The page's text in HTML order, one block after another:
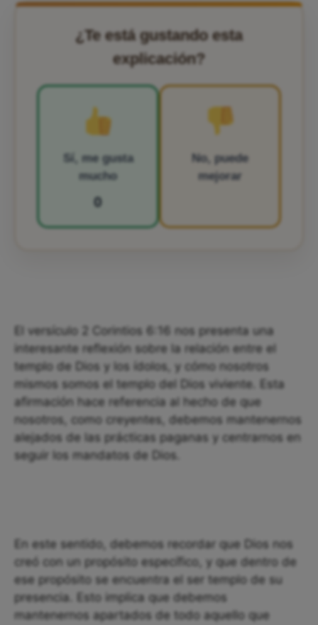
¿Te está gustando esta
explicación?
Sí, me gusta
mucho
0
No, puede
mejorar
El versículo 2 Corintios 6:16 nos presenta una
interesante reflexión sobre la relación entre el
templo de Dios y los ídolos, y cómo nosotros
mismos somos el templo del Dios viviente. Esta
afirmación hace referencia al hecho de que
nosotros, como creyentes, debemos mantenernos
alejados de las prácticas paganas y centrarnos en
seguir los mandatos de Dios.
En este sentido, debemos recordar que Dios nos
creó con un propósito específico, y que dentro de
ese propósito se encuentra el ser templo de su
presencia. Esto implica que debemos
mantenernos apartados de todo aquello que